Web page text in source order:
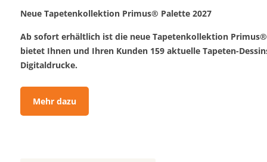
Neue Tapetenkollektion Primus® Palette 2027
Ab sofort erhältlich ist die neue Tapetenkollektion Primus®
bietet Ihnen und Ihren Kunden 159 aktuelle Tapeten-
Digitaldrucke.
Mehr dazu